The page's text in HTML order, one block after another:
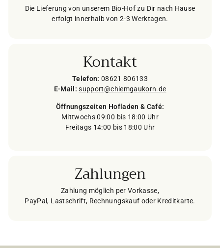
Die Lieferung von unserem Bio-Hof zu Dir nach Hause
erfolgt innerhalb von 2-3 Werktagen.
Kontakt
Telefon: 08621 806133
E-Mail: support@chiemgaukorn.de
Öffnungszeiten Hofladen & Café:
Mittwochs 09:00 bis 18:00 Uhr
Freitags 14:00 bis 18:00 Uhr
Zahlungen
Zahlung möglich per Vorkasse,
PayPal, Lastschrift, Rechnungskauf oder Kreditkarte.